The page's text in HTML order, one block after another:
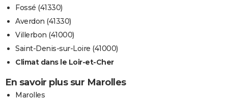
Fossé (41330)
Averdon (41330)
Villerbon (41000)
Saint-Denis-sur-Loire (41000)
Climat dans le Loir-et-Cher
En savoir plus sur Marolles
Marolles